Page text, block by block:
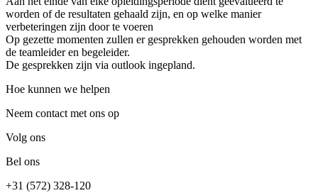
worden of de resultaten gehaald zijn, en op welke manier
verbeteringen zijn door te voeren
Op gezette momenten zullen er gesprekken gehouden worden met
de teamleider en begeleider.
De gesprekken zijn via outlook ingepland.
Hoe kunnen we helpen
Neem contact met ons op
Volg ons
Bel ons
+31 (572) 328-120